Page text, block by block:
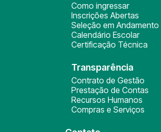
Como ingressar
Inscrições Abertas
Seleção em Andamento
Calendário Escolar
Certificação Técnica
Transparência
Contrato de Gestão
Prestação de Contas
Recursos Humanos
Compras e Serviços